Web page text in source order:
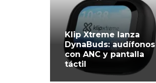
Klip Xtreme lanza
DynaBuds: audífonos
con ANC y pantalla
táctil